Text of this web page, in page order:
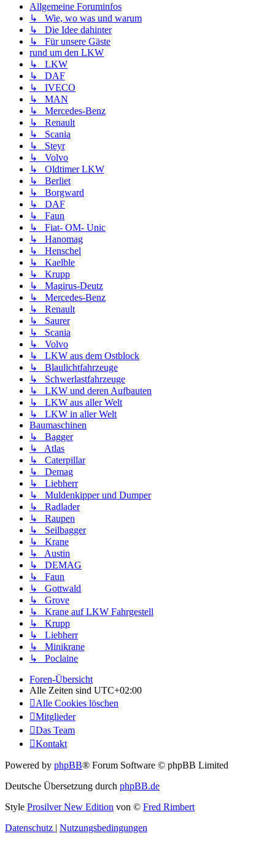
Allgemeine Foruminfos
↳ Wie, wo was und warum
↳ Die Idee dahinter
↳ Für unsere Gäste
rund um den LKW
↳ LKW
↳ DAF
↳ IVECO
↳ MAN
↳ Mercedes-Benz
↳ Renault
↳ Scania
↳ Steyr
↳ Volvo
↳ Oldtimer LKW
↳ Berliet
↳ Borgward
↳ DAF
↳ Faun
↳ Fiat- OM- Unic
↳ Hanomag
↳ Henschel
↳ Kaelble
↳ Krupp
↳ Magirus-Deutz
↳ Mercedes-Benz
↳ Renault
↳ Saurer
↳ Scania
↳ Volvo
↳ LKW aus dem Ostblock
↳ Blaulichtfahrzeuge
↳ Schwerlastfahrzeuge
↳ LKW und deren Aufbauten
↳ LKW aus aller Welt
↳ LKW in aller Welt
Baumaschinen
↳ Bagger
↳ Atlas
↳ Caterpillar
↳ Demag
↳ Liebherr
↳ Muldenkipper und Dumper
↳ Radlader
↳ Raupen
↳ Seilbagger
↳ Krane
↳ Austin
↳ DEMAG
↳ Faun
↳ Gottwald
↳ Grove
↳ Krane auf LKW Fahrgestell
↳ Krupp
↳ Liebherr
↳ Minikrane
↳ Poclaine
Foren-Übersicht
Alle Zeiten sind UTC+02:00
Alle Cookies löschen
Mitglieder
Das Team
Kontakt
Powered by phpBB® Forum Software © phpBB Limited
Deutsche Übersetzung durch phpBB.de
Style Prosilver New Edition von © Fred Rimbert
Datenschutz | Nutzungsbedingungen